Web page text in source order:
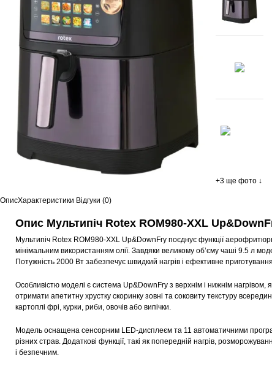
+3 ще фото ↓
ОписХарактеристики Відгуки (0)
Опис Мультипіч Rotex ROM980-XXL
Мультипіч Rotex ROM980-XXL Up&DownFry поєднує функції
мінімальним використанням олії. Завдяки великому об’єму чаші 9.5 л
Потужність 2000 Вт забезпечує швидкий нагрів і ефективне
Особливістю моделі є система Up&DownFry з верхнім і нижнім нагрівом,
отримати апетитну хрустку скоринку зовні та соковиту текстуру
картоплі фрі, курки, риби, овочів або випічки.
Модель оснащена сенсорним LED-дисплеєм та 11 автоматичними
різних страв. Додаткові функції, такі як попередній нагрів,
і безпечним.